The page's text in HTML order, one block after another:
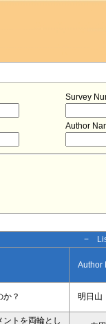
Survey
Author
−
Author
？ 明日
トを両輪とし